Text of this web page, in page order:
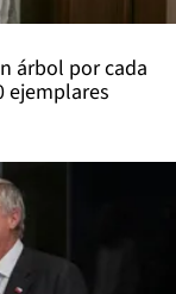
árbol por cada
ejemplares